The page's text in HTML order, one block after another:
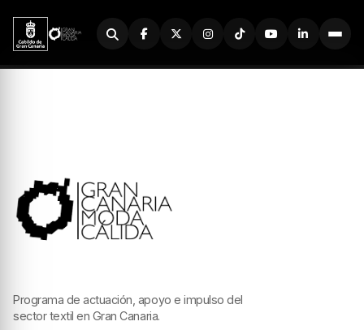
Buscador
Programa de actuación, apoyo e impulso del
sector textil en Gran Canaria.